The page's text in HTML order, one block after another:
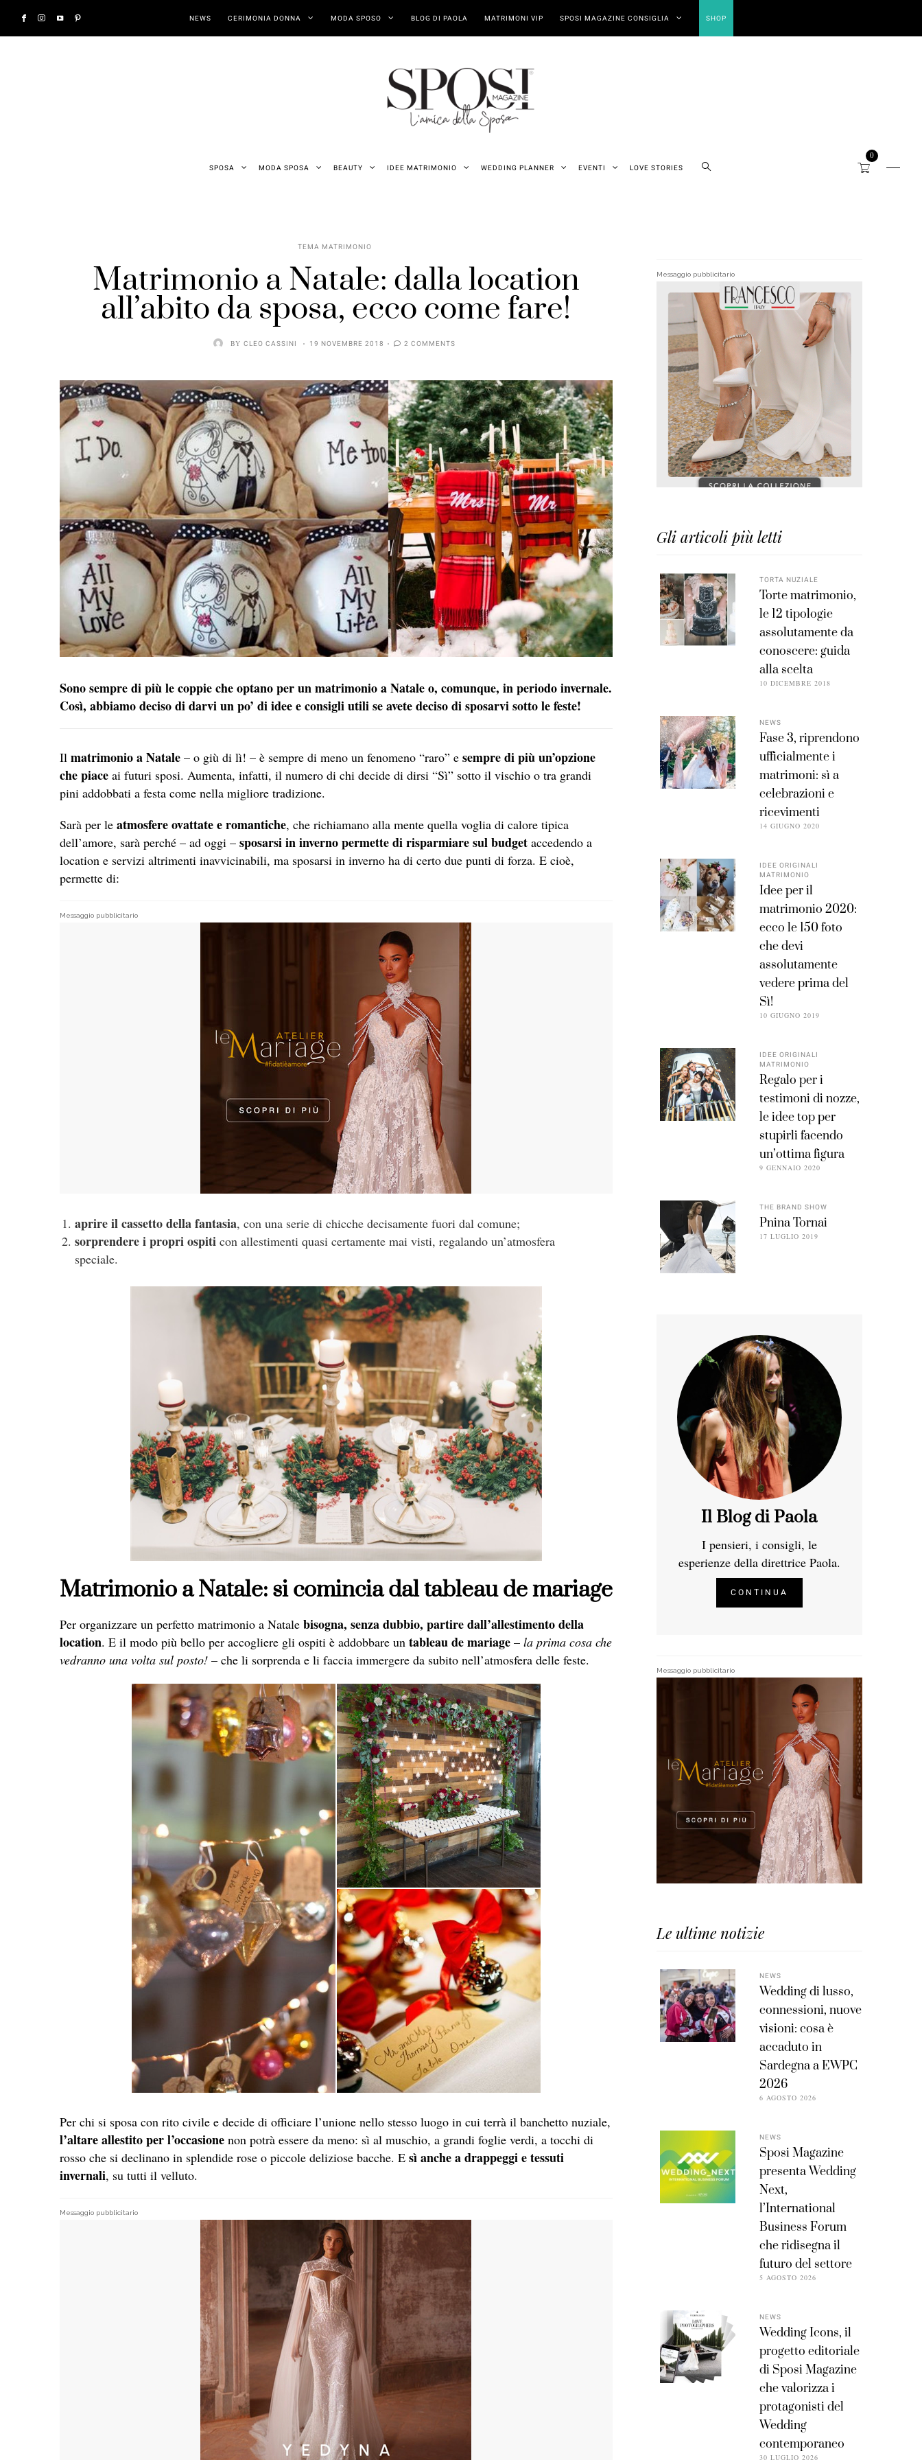
NEWS CERIMONIA DONNA MODA SPOSO BLOG DI PAOLA MATRIMONI VIP SPOSI MAGAZINE CONSIGLIA SHOP
SPOSA MODA SPOSA BEAUTY IDEE MATRIMONIO WEDDING PLANNER EVENTI LOVE STORIES
0
TEMA MATRIMONIO
Matrimonio a Natale: dalla location
all’abito da sposa, ecco come fare!
BYCLEO CASSINI 19 NOVEMBRE 2018 2 COMMENTS
Sono sempre di più le coppie che optano per un matrimonio a Natale o, comunque, in periodo invernale.
Così, abbiamo deciso di darvi un po’ di idee e consigli utili se avete deciso di sposarvi sotto le feste!
Il matrimonio a Natale – o giù di lì! – è sempre di meno un fenomeno “raro” e sempre di più un’opzione
che piace ai futuri sposi. Aumenta, infatti, il numero di chi decide di dirsi “Sì” sotto il vischio o tra grandi
pini addobbati a festa come nella migliore tradizione.
Sarà per le atmosfere ovattate e romantiche, che richiamano alla mente quella voglia di calore tipica
dell’amore, sarà perché – ad oggi – sposarsi in inverno permette di risparmiare sul budget accedendo a
location e servizi altrimenti inavvicinabili, ma sposarsi in inverno ha di certo due punti di forza. E cioè,
permette di:
Messaggio pubblicitario
aprire il cassetto della fantasia, con una serie di chicche decisamente fuori dal comune;
sorprendere i propri ospiticon allestimenti quasi certamente mai visti, regalando un’atmosfera
speciale.
Matrimonio a Natale: si comincia dal tableau de mariage
Per organizzare un perfetto matrimonio a Natale bisogna, senza dubbio, partire dall’allestimento della
location. E il modo più bello per accogliere gli ospiti è addobbare un tableau de mariage – la prima cosa che
vedranno una volta sul posto! – che li sorprenda e li faccia immergere da subito nell’atmosfera delle feste.
Per chi si sposa con rito civile e decide di officiare l’unione nello stesso luogo in cui terrà il banchetto nuziale,
l’altare allestito per l’occasione non potrà essere da meno: sì al muschio, a grandi foglie verdi, a tocchi di
rosso che si declinano in splendide rose o piccole deliziose bacche. E sì anche a drappeggi e tessuti
invernali, su tutti il velluto.
Messaggio pubblicitario
Messaggio pubblicitario
Gli articoli più letti
TORTA NUZIALE
Torte matrimonio,
le 12 tipologie
assolutamente da
conoscere: guida
alla scelta
10 DICEMBRE 2018
NEWS
Fase 3, riprendono
ufficialmente i
matrimoni: sì a
celebrazioni e
ricevimenti
14 GIUGNO 2020
IDEE ORIGINALI
MATRIMONIO
Idee per il
matrimonio 2020:
ecco le 150 foto
che devi
assolutamente
vedere prima del
Sì!
10 GIUGNO 2019
IDEE ORIGINALI
MATRIMONIO
Regalo per i
testimoni di nozze,
le idee top per
stupirli facendo
un’ottima figura
9 GENNAIO 2020
THE BRAND SHOW
Pnina Tornai
17 LUGLIO 2019
Il Blog di Paola
I pensieri, i consigli, le
esperienze della direttrice Paola.
CONTINUA
Messaggio pubblicitario
Le ultime notizie
NEWS
Wedding di lusso,
connessioni, nuove
visioni: cosa è
accaduto in
Sardegna a EWPC
2026
6 AGOSTO 2026
NEWS
Sposi Magazine
presenta Wedding
Next,
l’International
Business Forum
che ridisegna il
futuro del settore
5 AGOSTO 2026
NEWS
Wedding Icons, il
progetto editoriale
di Sposi Magazine
che valorizza i
protagonisti del
Wedding
contemporaneo
30 LUGLIO 2026